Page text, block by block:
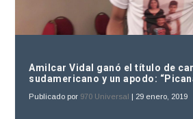
Amilcar Vidal ganó el título de
sudamericano y un apodo:
Publicado por 970 Universal | 29 enero, 2019